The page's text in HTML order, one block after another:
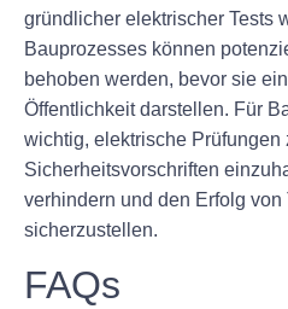
gründlicher elektrischer Tests
Bauprozesses können
behoben werden, bevor sie
Öffentlichkeit darstellen. Für
wichtig, elektrische Prüfungen
Sicherheitsvorschriften
verhindern und den Erfolg von
sicherzustellen.
FAQs